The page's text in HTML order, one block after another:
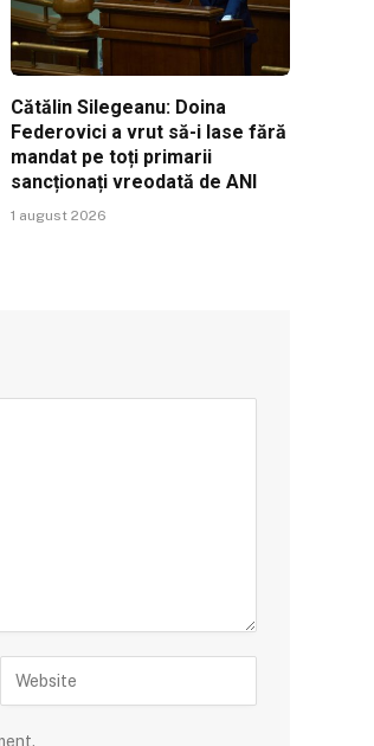
Cătălin Silegeanu: Doina
Federovici a vrut să-i lase fără
mandat pe toți primarii
sancționați vreodată de ANI
1 august 2026